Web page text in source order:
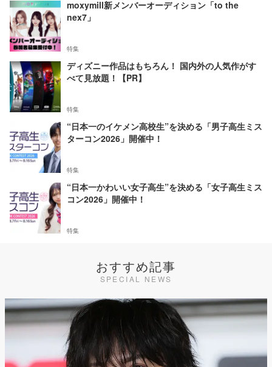
moxymill新メンバーオーディション「to the
nex7」
特集
ディズニー作品はもちろん！ 国内外の人気作がす
べて見放題！【PR】
特集
“日本一のイケメン高校生”を決める「男子高生ミス
ターコン2026」開催中！
特集
“日本一かわいい女子高生”を決める「女子高生ミス
コン2026」開催中！
特集
おすすめ記事
SPECIAL NEWS